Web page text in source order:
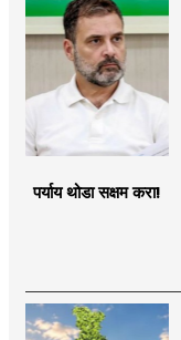
पर्याय थोडा सक्षम करा!